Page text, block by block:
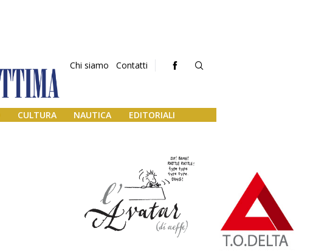
Chi siamo Contatti
CULTURA NAUTICA EDITORIALI